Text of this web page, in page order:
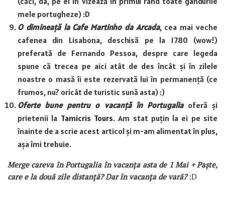
mele portugheze) :D
O dimineață la Cafe Martinho da Arcada, cea mai veche
cafenea din Lisabona, deschisă pe la 1780 (wow!)
preferată de Fernando Pessoa, despre care legeda
spune că trecea pe aici atât de des încât și în zilele
noastre o masă îi este rezervată lui în permanență (ce
frumos, nu? oricât de turistic sună asta) :)
Oferte bune pentru o vacanță în Portugaliaoferă și
prietenii la Tamicris Tours. Am stat puțin la ei pe site
înainte de a scrie acest articol și m-am alimentat în plus,
așa îmi trebuie.
Merge careva în Portugalia în vacanța asta de 1 Mai + Paște,
care e la două zile distanță? Dar în vacanța de vară?:D